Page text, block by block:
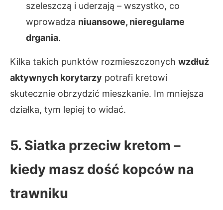
szeleszczą i uderzają – wszystko, co
wprowadza niuansowe, nieregularne
drgania.
Kilka takich punktów rozmieszczonych wzdłuż
aktywnych korytarzy potrafi kretowi
skutecznie obrzydzić mieszkanie. Im mniejsza
działka, tym lepiej to widać.
5. Siatka przeciw kretom –
kiedy masz dość kopców na
trawniku